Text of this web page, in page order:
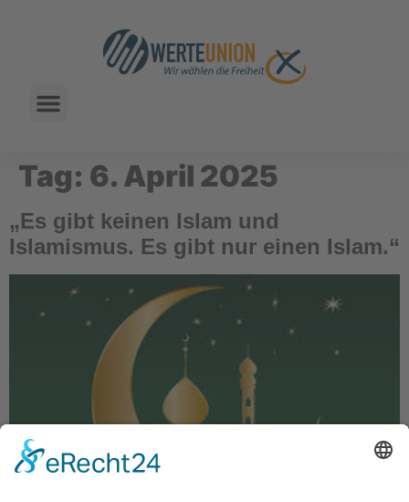
Tag: 6. April 2025
„Es gibt keinen Islam und
Islamismus. Es gibt nur einen Islam.“